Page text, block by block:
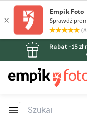
Rabat –15